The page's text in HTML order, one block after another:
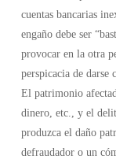
cuentas bancarias
engaño debe ser
provocar en la otra
perspicacia de darse
El patrimonio
dinero, etc., y el
produzca el daño
defraudador o un